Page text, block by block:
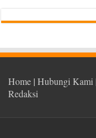
Home |Hubungi Kami
Redaksi